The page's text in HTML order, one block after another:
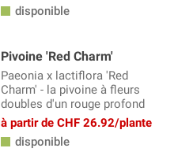
disponible
Pivoine 'Red Charm'
Paeonia x lactiflora 'Red
Charm' - la pivoine à fleurs
doubles d'un rouge profond
à partir de CHF 26.92/plante
disponible